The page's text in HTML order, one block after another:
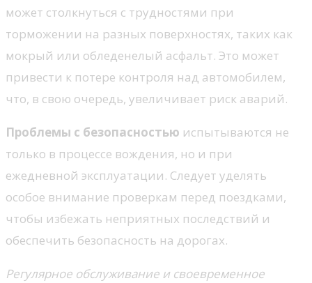
может столкнуться с трудностями при
торможении на разных поверхностях, таких как
мокрый или обледенелый асфальт. Это может
привести к потере контроля над автомобилем,
что, в свою очередь, увеличивает риск аварий.
Проблемы с безопасностью испытываются не
только в процессе вождения, но и при
ежедневной эксплуатации. Следует уделять
особое внимание проверкам перед поездками,
чтобы избежать неприятных последствий и
обеспечить безопасность на дорогах.
Регулярное обслуживание и своевременное